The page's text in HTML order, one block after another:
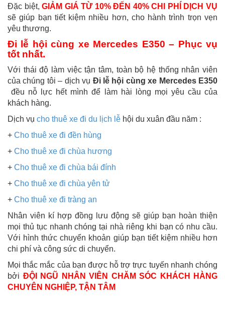
Đặc biệt,GIẢM GIÁ TỪ 10% ĐẾN 40% CHI PHÍ DỊCH VỤ
sẽ giúp bạn tiết kiệm nhiều hơn, cho hành trình trọn vẹn
yêu thương.
Đi lễ hội cùng xe Mercedes E350 – Phục vụ
tốt nhất.
Với thái độ làm việc tận tâm, toàn bộ hệ thống nhân viên
của chúng tôi – dịch vụ Đi lễ hội cùng xe Mercedes E350
đều nỗ lực hết mình để làm hài lòng mọi yêu cầu của
khách hàng.
Dịch vụ cho thuê xe đi du lịch lễ hội du xuân đầu năm :
+ Cho thuê xe đi đền hùng
+ Cho thuê xe đi chùa hương
+ Cho thuê xe đi chùa bái đính
+ Cho thuê xe đi chùa yên tử
+ Cho thuê xe đi tràng an
Nhân viên kí hợp đồng lưu động sẽ giúp bạn hoàn thiện
mọi thủ tục nhanh chóng tại nhà riêng khi bạn có nhu cầu.
Với hình thức chuyển khoản giúp bạn tiết kiệm nhiều hơn
chi phí và công sức di chuyển.
Mọi thắc mắc của bạn được hỗ trợ trực tuyến nhanh chóng
bởi ĐỘI NGŨ NHÂN VIÊN CHĂM SÓC KHÁCH HÀNG
CHUYÊN NGHIỆP, TẬN TÂM